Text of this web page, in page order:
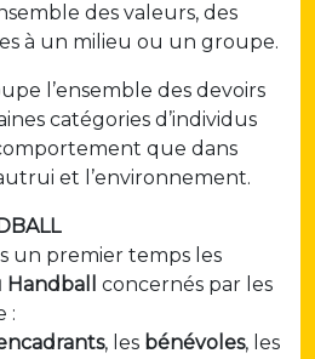
des valeurs, des
à un milieu ou un groupe.
l’ensemble des devoirs
catégories d’individus
que dans
et l’environnement.
un premier temps les
concernés par les
:
, les bénévoles, les